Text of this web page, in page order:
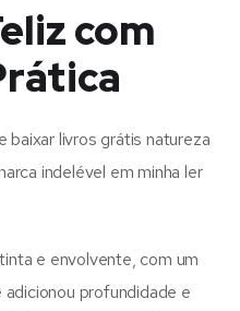
com
livros grátis natureza
indelével em minha ler
e envolvente, com um
profundidade e